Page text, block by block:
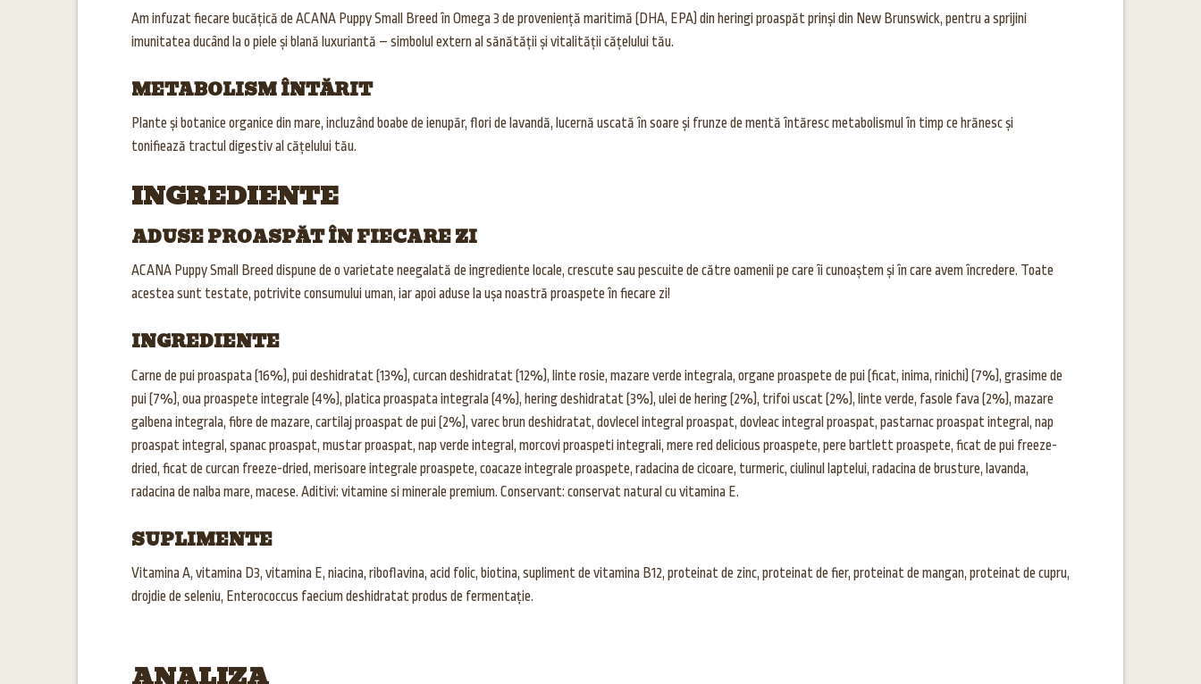
Am infuzat fiecare bucățică de ACANA Puppy Small Breed în Omega 3 de proveniență maritimă (DHA, EPA) din heringi proaspăt prinși din New Brunswick, pentru a sprijini
imunitatea ducând la o piele și blană luxuriantă – simbolul extern al sănătății și vitalității cățelului tău.
METABOLISM ÎNTĂRIT
Plante și botanice organice din mare, incluzând boabe de ienupăr, flori de lavandă, lucernă uscată în soare și frunze de mentă întăresc metabolismul în timp ce hrănesc și
tonifiează tractul digestiv al cățelului tău.
INGREDIENTE
ADUSE PROASPĂT ÎN FIECARE ZI
ACANA Puppy Small Breed dispune de o varietate neegalată de ingrediente locale, crescute sau pescuite de către oamenii pe care îi cunoaștem și în care avem încredere. Toate
acestea sunt testate, potrivite consumului uman, iar apoi aduse la ușa noastră proaspete în fiecare zi!
INGREDIENTE
Carne de pui proaspata (16%), pui deshidratat (13%), curcan deshidratat (12%), linte rosie, mazare verde integrala, organe proaspete de pui (ficat, inima, rinichi) (7%), grasime de
pui (7%), oua proaspete integrale (4%), platica proaspata integrala (4%), hering deshidratat (3%), ulei de hering (2%), trifoi uscat (2%), linte verde, fasole fava (2%), mazare
galbena integrala, fibre de mazare, cartilaj proaspat de pui (2%), varec brun deshidratat, dovlecel integral proaspat, dovleac integral proaspat, pastarnac proaspat integral, nap
proaspat integral, spanac proaspat, mustar proaspat, nap verde integral, morcovi proaspeti integrali, mere red delicious proaspete, pere bartlett proaspete, ficat de pui freeze-
dried, ficat de curcan freeze-dried, merisoare integrale proaspete, coacaze integrale proaspete, radacina de cicoare, turmeric, ciulinul laptelui, radacina de brusture, lavanda,
radacina de nalba mare, macese. Aditivi: vitamine si minerale premium. Conservant: conservat natural cu vitamina E.
SUPLIMENTE
Vitamina A, vitamina D3, vitamina E, niacina, riboflavina, acid folic, biotina, supliment de vitamina B12, proteinat de zinc, proteinat de fier, proteinat de mangan, proteinat de cupru,
drojdie de seleniu, Enterococcus faecium deshidratat produs de fermentație.